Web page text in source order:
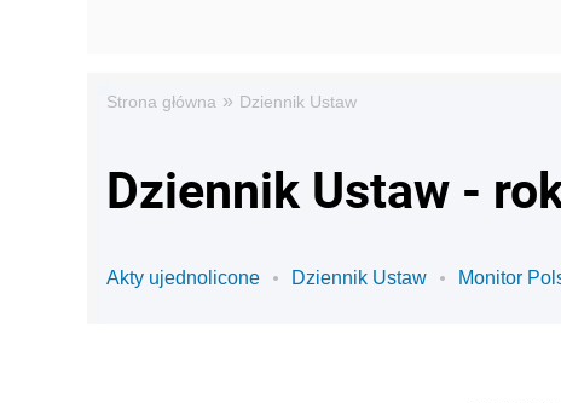
Strona główna » Dziennik Ustaw
Dziennik Ustaw -
Akty ujednolicone Dziennik Ustaw Monitor